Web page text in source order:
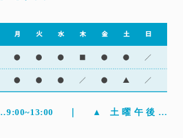
｜ ▲ 土曜午後…